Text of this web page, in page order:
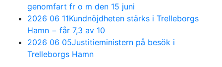
genomfart fr o m den 15 juni
2026 06 11Kundnöjdheten stärks i Trelleborgs
Hamn − får 7,3 av 10
2026 06 05Justitieministern på besök i
Trelleborgs Hamn